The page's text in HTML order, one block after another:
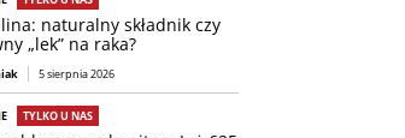
naturalny składnik czy
„lek” na raka?
5 sierpnia 2026
TYLKO U NAS